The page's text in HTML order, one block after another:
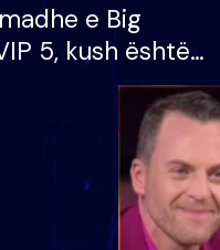
e Big
5, kush është
që lë shtëpinë
mundësinë për
e madh